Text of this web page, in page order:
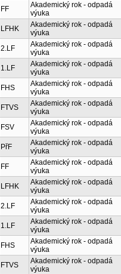
FF
Akademický rok - odpadá
výuka
LFHK
Akademický rok - odpadá
výuka
2.LF
Akademický rok - odpadá
výuka
1.LF
Akademický rok - odpadá
výuka
FHS
Akademický rok - odpadá
výuka
FTVS
Akademický rok - odpadá
výuka
FSV
Akademický rok - odpadá
výuka
PřF
Akademický rok - odpadá
výuka
FF
Akademický rok - odpadá
výuka
LFHK
Akademický rok - odpadá
výuka
2.LF
Akademický rok - odpadá
výuka
1.LF
Akademický rok - odpadá
výuka
FHS
Akademický rok - odpadá
výuka
FTVS
Akademický rok - odpadá
výuka